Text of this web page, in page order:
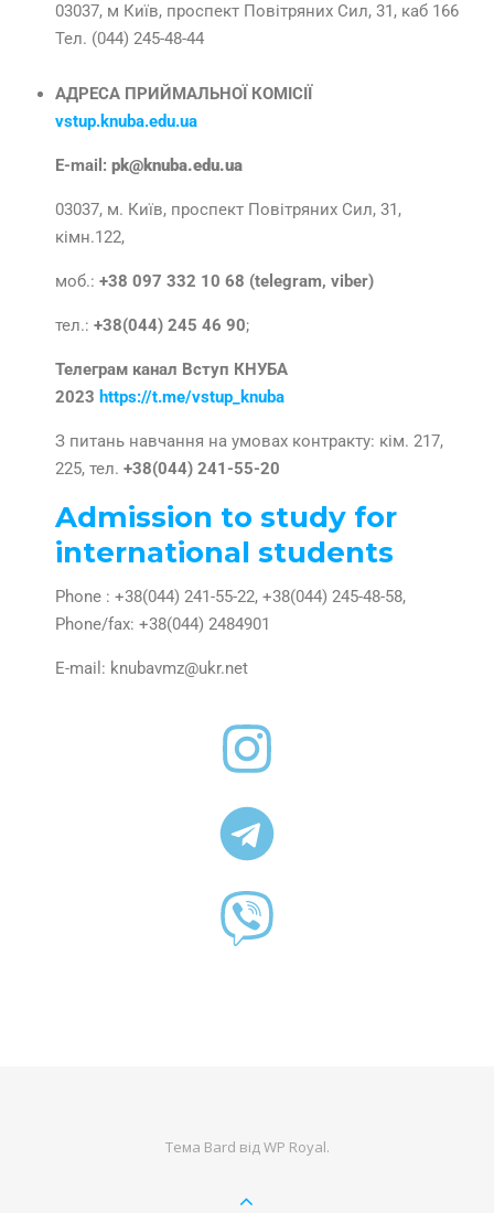
03037, м Київ, проспект Повітряних Сил, 31, каб 166
Тел. (044) 245-48-44
АДРЕСА ПРИЙМАЛЬНОЇ КОМІСІЇ
vstup.knuba.edu.ua
E-mail: pk@knuba.edu.ua
03037, м. Київ, проспект Повітряних Сил, 31,
кімн.122,
моб.: +38 097 332 10 68 (telegram, viber)
тел.: +38(044) 245 46 90;
Телеграм канал Вступ КНУБА
2023 https://t.me/vstup_knuba
З питань навчання на умовах контракту: кім. 217,
225, тел. +38(044) 241-55-20
Admission to study for
international students
Phone : +38(044) 241-55-22, +38(044) 245-48-58,
Phone/fax: +38(044) 2484901
E-mail: knubavmz@ukr.net
Тема Bard відWP Royal.